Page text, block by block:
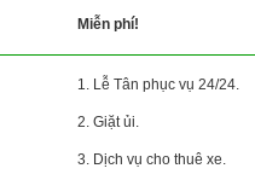
Miễn phí!
1. Lễ Tân phục vụ 24/24.
2. Giặt ủi.
3. Dịch vụ cho thuê xe.